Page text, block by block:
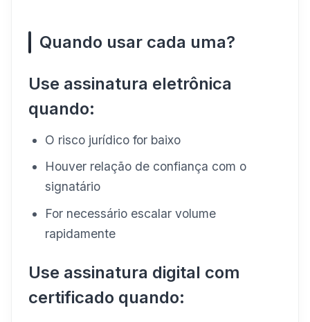
Quando usar cada uma?
Use assinatura eletrônica
quando:
O risco jurídico for baixo
Houver relação de confiança com o
signatário
For necessário escalar volume
rapidamente
Use assinatura digital com
certificado quando: